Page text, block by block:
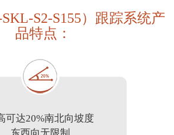
S2-S155）跟踪系统产
品特点：
可达20%南北向坡度